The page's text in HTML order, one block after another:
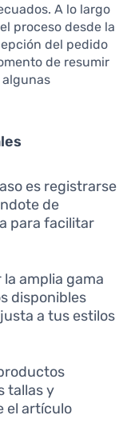
A lo largo
proceso desde la
del pedido
de resumir
es registrarse
de
para facilitar
la amplia gama
disponibles
a tus estilos
tallas y
el artículo